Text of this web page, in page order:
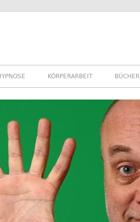
KÖRPERARBEIT BÜCHER